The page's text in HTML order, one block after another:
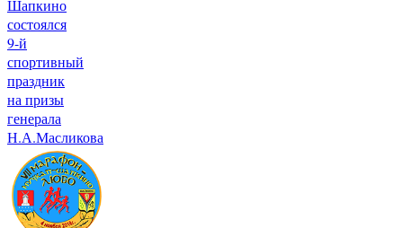
Шапкино
состоялся
9-й
спортивный
праздник
на призы
генерала
Н.А.Масликова